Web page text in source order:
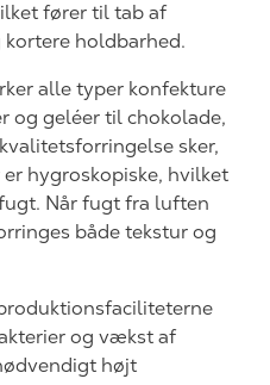
fører til tab af
holdbarhed.
alle typer konfekture
og geléer til chokolade,
sker,
hygroskopiske, hvilket
Når fugt fra luften
både tekstur og
og vækst af
højt